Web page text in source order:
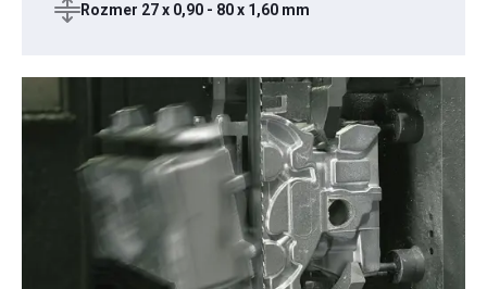
Rozmer 27 x 0,90 - 80 x 1,60 mm